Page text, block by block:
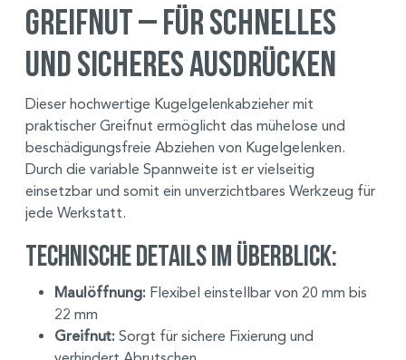
Greifnut – Für schnelles
und sicheres Ausdrücken
Dieser hochwertige Kugelgelenkabzieher mit
praktischer Greifnut ermöglicht das mühelose und
beschädigungsfreie Abziehen von Kugelgelenken.
Durch die variable Spannweite ist er vielseitig
einsetzbar und somit ein unverzichtbares Werkzeug für
jede Werkstatt.
Technische Details im Überblick:
Maulöffnung: Flexibel einstellbar von 20 mm bis
22 mm
Greifnut: Sorgt für sichere Fixierung und